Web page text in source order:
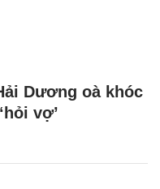
Dương oà khóc
vợ’